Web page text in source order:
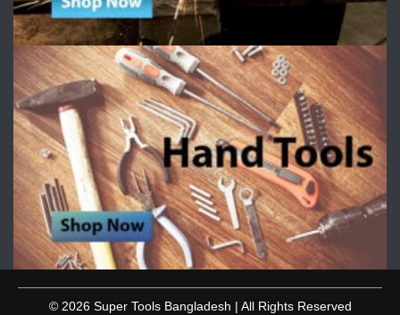
© 2026 Super Tools Bangladesh | All Rights Reserved